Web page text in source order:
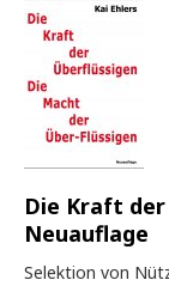
Die Kraft
Neuauflage
Selektion von